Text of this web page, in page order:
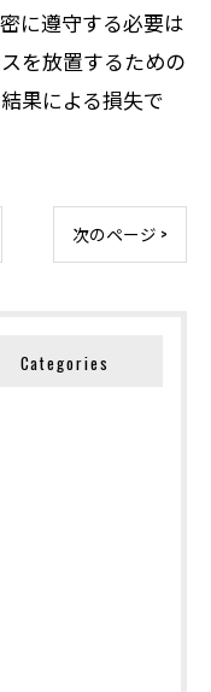
に遵守する必要は
を放置するための
果による損失で
次のページ >
Categories